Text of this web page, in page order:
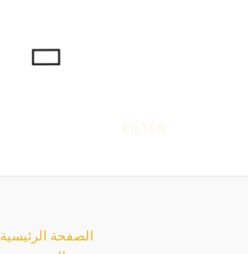
الصفحة الرئيسية